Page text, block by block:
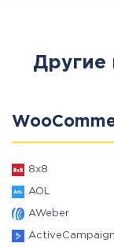
Другие
8x8
AOL
AWeber
ActiveCampaign